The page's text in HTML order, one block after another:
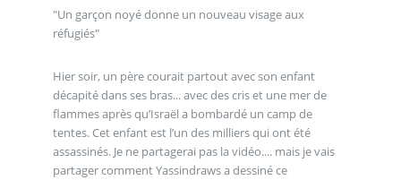
"Un garçon noyé donne un nouveau visage aux
réfugiés"
Hier soir, un père courait partout avec son enfant
décapité dans ses bras... avec des cris et une mer de
flammes après qu’Israël a bombardé un camp de
tentes. Cet enfant est l’un des milliers qui ont été
assassinés. Je ne partagerai pas la vidéo.... mais je vais
partager comment Yassindraws a dessiné ce